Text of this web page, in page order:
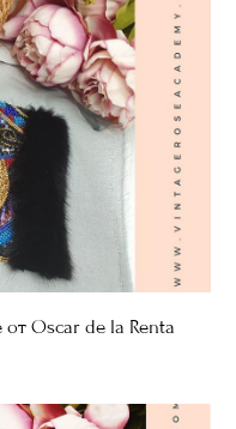
Oscar de la Renta